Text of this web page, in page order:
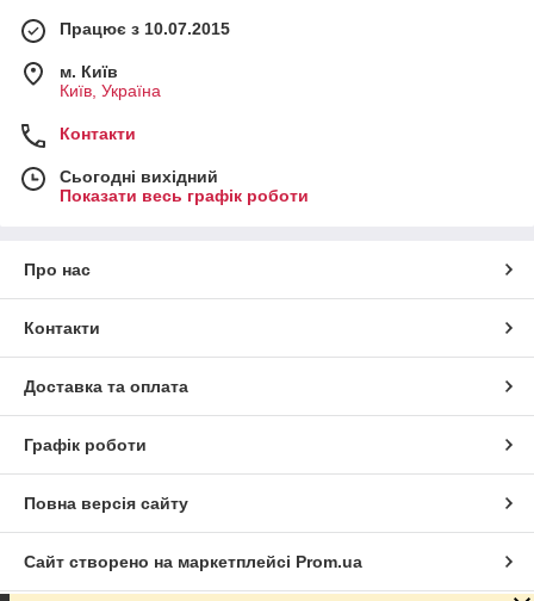
Працює з 10.07.2015
м. Київ
Київ, Україна
Контакти
Сьогодні вихідний
Показати весь графік роботи
Про нас
Контакти
Доставка та оплата
Графік роботи
Повна версія сайту
Сайт створено на маркетплейсі Prom.ua